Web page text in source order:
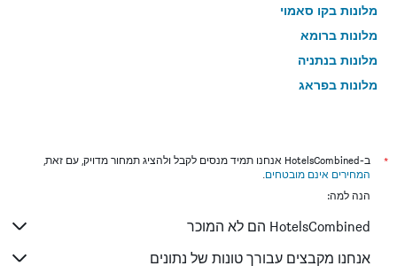
מלונות בקו סאמוי
מלונות ברומא
מלונות בנתניה
מלונות בפראג
מלונות בניו יורק
מלונות בבנגקוק
מלונות בבוקרשט
מלונות בפאפוס
*
ב-HotelsCombined אנחנו תמיד מנסים לקבל ולהציג תמחור מדויק, עם זאת,
המחירים אינם מובטחים.
הנה למה:
HotelsCombined הם לא המוכר
אנחנו מקבצים עבורך טונות של נתונים